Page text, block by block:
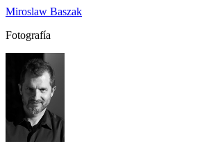
Miroslaw Baszak
Fotografía